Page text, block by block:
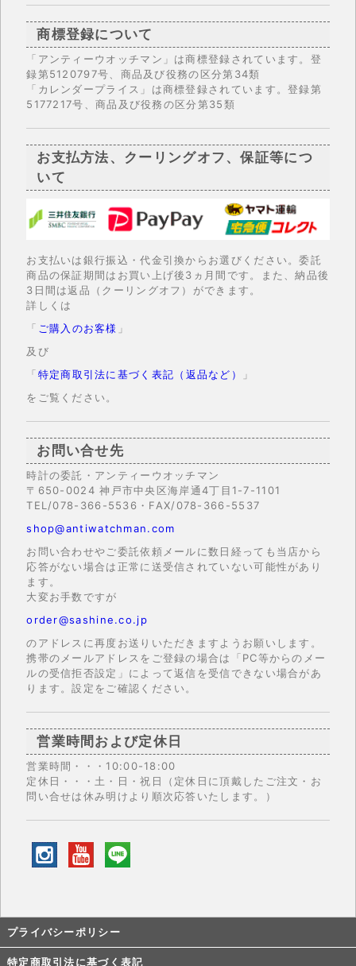
商標登録について
「アンティーウオッチマン」は商標登録されています。登
録第5120797号、商品及び役務の区分第34類
「カレンダープライス」は商標登録されています。登録第
5177217号、商品及び役務の区分第35類
お支払方法、クーリングオフ、保証等につ
いて
お支払いは銀行振込・代金引換からお選びください。委託
商品の保証期間はお買い上げ後3ヵ月間です。また、納品後
3日間は返品（クーリングオフ）ができます。
詳しくは
「 ご購入のお客様 」
及び
「特定商取引法に基づく表記（返品など）
」
をご覧ください。
お問い合せ先
時計の委託・アンティーウオッチマン
〒650-0024 神戸市中央区海岸通4丁目1-7-1101
TEL/078-366-5536・FAX/078-366-5537
shop@antiwatchman.com
お問い合わせやご委託依頼メールに数日経っても当店から
応答がない場合は正常に送受信されていない可能性があり
ます。
大変お手数ですが
order@sashine.co.jp
のアドレスに再度お送りいただきますようお願いします。
携帯のメールアドレスをご登録の場合は「PC等からのメー
ルの受信拒否設定」によって返信を受信できない場合があ
ります。設定をご確認ください。
営業時間および定休日
営業時間・・・10:00-18:00
定休日・・・土・日・祝日（定休日に頂戴したご注文・お
問い合せは休み明けより順次応答いたします。）
プライバシーポリシー
特定商取引法に基づく表記